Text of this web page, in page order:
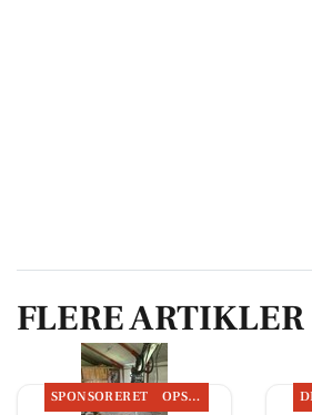
FLERE ARTIKLER
SPONSORERET OPSLAGSTAVLEN